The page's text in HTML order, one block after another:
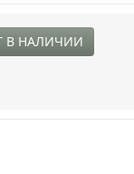
В НАЛИЧИИ